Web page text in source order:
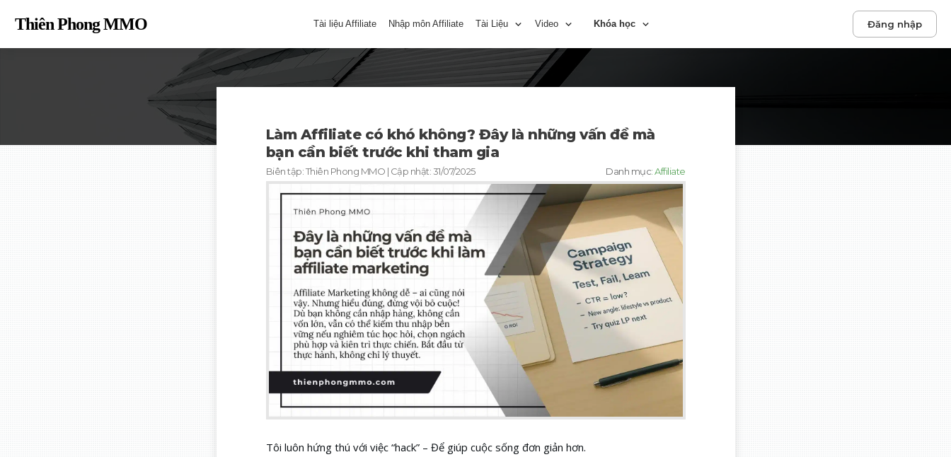
Thiên Phong MMO Tài liệu Affiliate Nhập môn Affiliate Tài Liệu Video Khóa học Đăng nhập
Làm Affiliate có khó không? Đây là những vấn đề mà
bạn cần biết trước khi tham gia
Biên tập:Thiên Phong MMO | Cập nhật:31/07/2025 Danh mục:Affiliate
Tôi luôn hứng thú với việc “hack” – Để giúp cuộc sống đơn giản hơn.